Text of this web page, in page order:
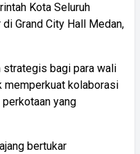
Kota Seluruh
Grand City Hall Medan,
strategis bagi para wali
memperkuat kolaborasi
yang
bertukar